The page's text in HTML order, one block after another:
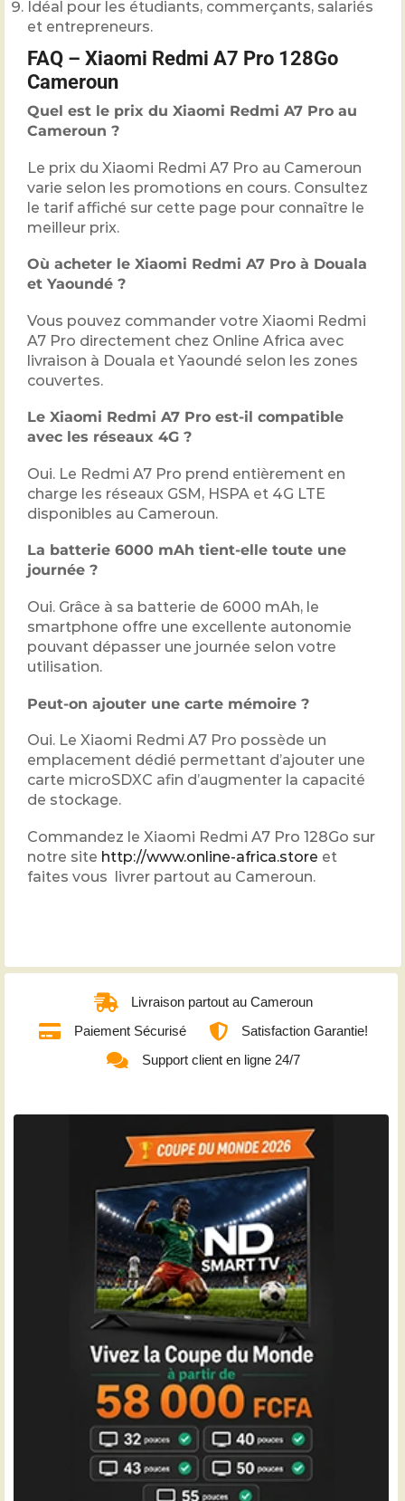
Idéal pour les étudiants, commerçants, salariés
et entrepreneurs.
FAQ – Xiaomi Redmi A7 Pro 128Go
Cameroun
Quel est le prix du Xiaomi Redmi A7 Pro au
Cameroun ?
Le prix du Xiaomi Redmi A7 Pro au Cameroun
varie selon les promotions en cours. Consultez
le tarif affiché sur cette page pour connaître le
meilleur prix.
Où acheter le Xiaomi Redmi A7 Pro à Douala
et Yaoundé ?
Vous pouvez commander votre Xiaomi Redmi
A7 Pro directement chez Online Africa avec
livraison à Douala et Yaoundé selon les zones
couvertes.
Le Xiaomi Redmi A7 Pro est-il compatible
avec les réseaux 4G ?
Oui. Le Redmi A7 Pro prend entièrement en
charge les réseaux GSM, HSPA et 4G LTE
disponibles au Cameroun.
La batterie 6000 mAh tient-elle toute une
journée ?
Oui. Grâce à sa batterie de 6000 mAh, le
smartphone offre une excellente autonomie
pouvant dépasser une journée selon votre
utilisation.
Peut-on ajouter une carte mémoire ?
Oui. Le Xiaomi Redmi A7 Pro possède un
emplacement dédié permettant d’ajouter une
carte microSDXC afin d’augmenter la capacité
de stockage.
Commandez le Xiaomi Redmi A7 Pro 128Go sur
notre site http://www.online-africa.store et
faites vous livrer partout au Cameroun.
Livraison partout au Cameroun
Paiement Sécurisé
Satisfaction Garantie!
Support client en ligne 24/7